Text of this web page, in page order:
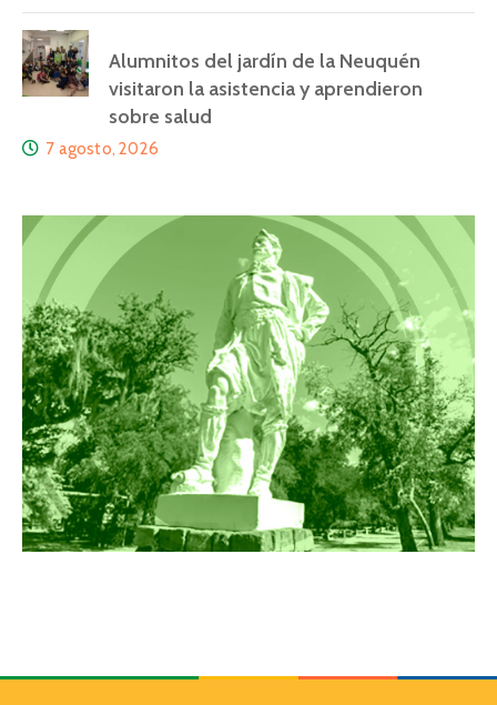
Alumnitos del jardín de la Neuquén
visitaron la asistencia y aprendieron
sobre salud
7 agosto, 2026